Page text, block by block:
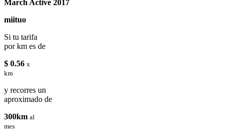
March Active 2017
miituo
Si tu tarifa
por km es de
$ 0.56 x
km
y recorres un
aproximado de
300km al
mes